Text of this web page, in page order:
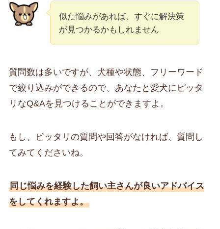
似た悩みがあれば、すぐに解決策
が見つかるかもしれません
質問数は多いですが、犬種や状態、フリーワード
で絞り込みができるので、あなたと愛犬にピッタ
リなQ&Aを見つけることができますよ。
もし、ピッタリの質問や回答がなければ、質問し
てみてくださいね。
同じ悩みを経験した飼い主さんが良いアドバイス
をしてくれますよ。